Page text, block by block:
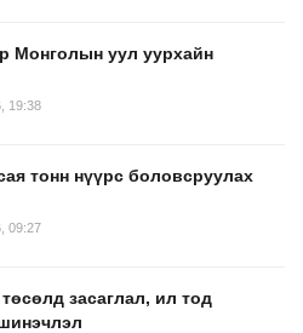
Монголын уул уурхайн
19:38
тонн нүүрс боловсруулах
09:27
засаглал, ил тод